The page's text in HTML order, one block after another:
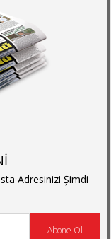
Adresinizi Şimdi
Abone Ol